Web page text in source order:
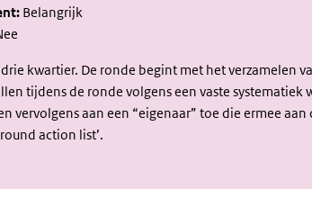
Belangrijk
drie kwartier. De ronde begint met het
tijdens de ronde volgens een vaste
vervolgens aan een “eigenaar” toe die ermee
action list’.